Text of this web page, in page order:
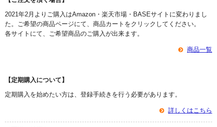
2021年2月よりご購入はAmazon・楽天市場・BASEサイトに変わりまし
た。ご希望の商品ページにて、商品カートをクリックしてください。
各サイトにて、ご希望商品のご購入が出来ます。
商品一覧
【定期購入について】
定期購入を始めたい方は、登録手続きを行う必要があります。
詳しくはこちら